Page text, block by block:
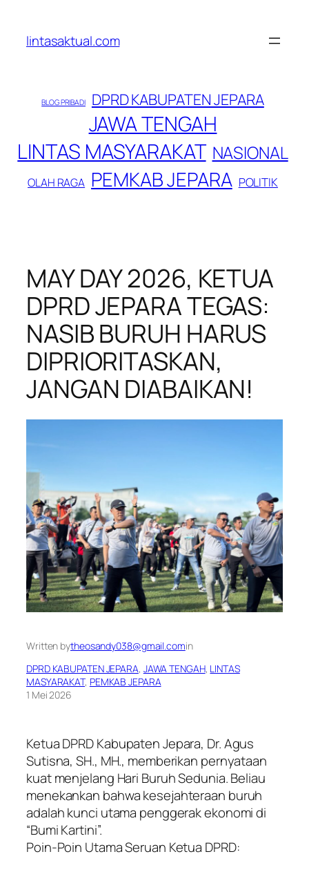
konten
lintasaktual.com
BLOG PRIBADI DPRD KABUPATEN JEPARA
JAWA TENGAH
LINTAS MASYARAKAT NASIONAL
OLAH RAGA PEMKAB JEPARA POLITIK
MAY DAY 2026, KETUA
DPRD JEPARA TEGAS:
NASIB BURUH HARUS
DIPRIORITASKAN,
JANGAN DIABAIKAN!
Written bytheosandy038@gmail.comin
DPRD KABUPATEN JEPARA, JAWA TENGAH, LINTAS
MASYARAKAT, PEMKAB JEPARA
1 Mei 2026
Ketua DPRD Kabupaten Jepara, Dr. Agus
Sutisna, SH., MH., memberikan pernyataan
kuat menjelang Hari Buruh Sedunia. Beliau
menekankan bahwa kesejahteraan buruh
adalah kunci utama penggerak ekonomi di
“Bumi Kartini”.
​Poin-Poin Utama Seruan Ketua DPRD: